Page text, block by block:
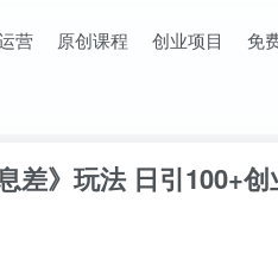
营 原创课程 创业项目 免
差》玩法 日引100+